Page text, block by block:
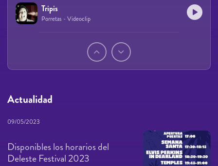
Tripis
Porretas - Videoclip
Actualidad
09/05/2023
Disponibles los horarios del
Deleste Festival 2023